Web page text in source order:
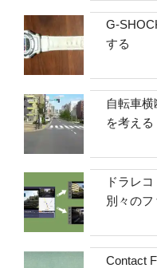
G-
する
自転車
を考える
ドラレ
別々の
Contact